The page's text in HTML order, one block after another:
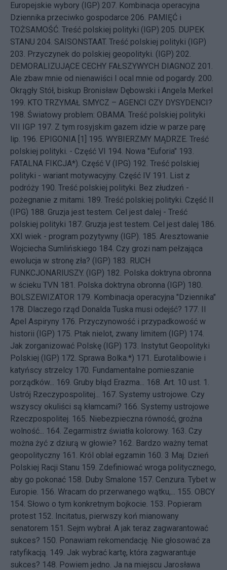
Europejskie wybory (IGP) 207. Kombinacja operacyjna
Dziennika przeciwko gospodarce 206. PAMIĘĆ i
TOŻSAMOŚĆ. Treść polskiej polityki (IGP) 205. DUPEK
STANU 204. SAISONSTAAT. Treść polskiej polityki (IGP)
203. Przyczynek do polskiej geopolityki. (IGP) 202.
DEMORALIZUJĄCE CECHY FAŁSZYWYCH DIAGNOZ 201.
Ale zbaw mnie od nienawiści I ocal mnie od pogardy. 200.
Okrągły Stół, biskup Bronisław Dębowski i Angela Merkel
199. KTO TRZYMAŁ SMYCZ – AGENCI CZY DYSYDENCI?
198. Światowy problem: OBAMA. Treść polskiej polityki
VII IGP 197. Z tym rosyjskim gazem idzie w parze parę
lip. 196. EPIGONIA [1] 195. WYBIERZMY MĄDRZE. Treść
polskiej polityki. - Część VI 194. Nowa "Euforia" 193.
FATALNA FIKCJA*). Część V (IPG) 192. Treść polskiej
polityki - wariant motywacyjny. Część IV 191.
List z
podróży 190. Treść polskiej polityki. Bez złudzeń -
pożegnanie z mitami. 189. Treść polskiej polityki. Część II
(IPG) 188. Gruzja jest testem. Cel jest dalej - Treść
polskiej polityki 187. Gruzja jest testem. Cel jest dalej 186.
XXI wiek - program pozytywny (IGP). 185. Aresztowanie
Wojciecha Sumlińskiego 184. Czy grozi nam pełzająca
ewolucja w stronę zła? (IGP) 183. RUCH
FUNKCJONARIUSZY. (IGP) 182. Polska doktryna obronna
w ścieku TVN 181. Polska doktryna obronna (IGP) 180.
BOLSZEWIZATOR 179. Kombinacja operacyjna "Dziennika"
178. Dlaczego rząd Donalda Tuska musi odejść? 177. II
Apel Aspiryny 176. Przyczynowość i przypadkowość w
historii (IGP) 175. Ptak nielot, zwany limitem (IGP) 174.
Jak zorganizować Polskę (IGP) 173. Instytut Geopolityki
Polskiej (IGP) 172. Sprawa Bolka.*) 171.
Eurotalibowie i
katyńscy strzelcy 170. Fundamentalne pomieszanie
porządków...
169. Gruby błąd Erazma... 168. Art. 10 ust. 1.
Ustrój Rzeczypospolitej...
167. Systemy ustrojowe. Czy
wszyscy okuliści są kłamcami? 166. Systemy ustrojowe
Rzeczpospolitej. 165. Niebezpieczna równość, groźna
wolność...
164. Zegarmistrz światła kolorowy. 163. Czy
można żyć z dziurą w głowie? 162. Bardzo ważny temat
geopolityczny 161. Król oblał egzamin 160. 3 Maj. Dzień
Polskiej Racji Stanu 159. Zdefiniować wroga politycznego,
aby go pokonać 158. Duby Smalone 157. Cenzura. Tybet w
Europie. 156. Wracam do przerwanego wątku,... 155. OBCY
154. Słowo o tym konkretnym bojkocie. 153. Popieram
protest 152. Incitatus, pierwszy koń mianowany
senatorem 151. Sejm wybrał. A jak teraz zagwarantować
sukces? 150. Ponawiam rekomendację. Nie głosować za
ratyfikacją. 149. Jak wybrać kartę, która zagwarantuje
sukces? 148. Powiem jedno. Ja na miejscu Jarosława